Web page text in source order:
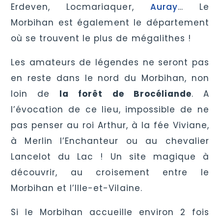
Erdeven, Locmariaquer, Auray… Le
Morbihan est également le département
où se trouvent le plus de mégalithes !
Les amateurs de légendes ne seront pas
en reste dans le nord du Morbihan, non
loin de la forêt de Brocéliande. A
l’évocation de ce lieu, impossible de ne
pas penser au roi Arthur, à la fée Viviane,
à Merlin l’Enchanteur ou au chevalier
Lancelot du Lac ! Un site magique à
découvrir, au croisement entre le
Morbihan et l’Ille-et-Vilaine.
Si le Morbihan accueille environ 2 fois